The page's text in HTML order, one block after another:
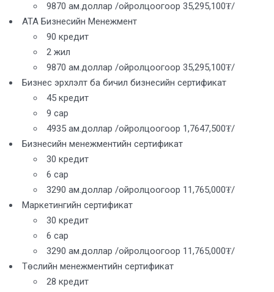
9870 ам.доллар /ойролцоогоор 35,295,100₮/
ATA Бизнесийн Менежмент
90 кредит
2 жил
9870 ам.доллар /ойролцоогоор 35,295,100₮/
Бизнес эрхлэлт ба бичил бизнесийн сертификат
45 кредит
9 сар
4935 ам.доллар /ойролцоогоор 1,7647,500₮/
Бизнесийн менежментийн сертификат
30 кредит
6 сар
3290 ам.доллар /ойролцоогоор 11,765,000₮/
Маркетингийн сертификат
30 кредит
6 сар
3290 ам.доллар /ойролцоогоор 11,765,000₮/
Төслийн менежментийн сертификат
28 кредит